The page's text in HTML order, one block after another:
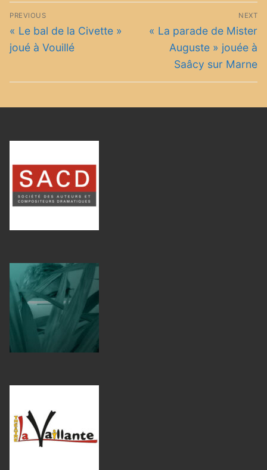
Navigation
de
l’article
PREVIOUS
Previous
post:
« Le bal de la Civette »
joué à Vouillé
NEXT
Next
« La parade de Mister
Auguste » jouée à
Saâcy sur Marne